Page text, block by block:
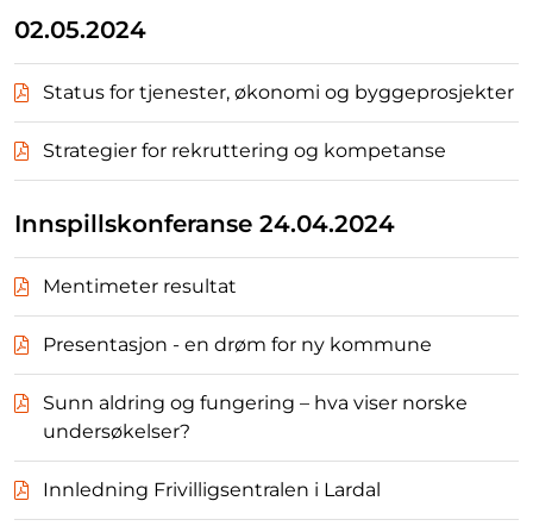
02.05.2024
Status for tjenester, økonomi og byggeprosjekter
Strategier for rekruttering og kompetanse
Innspillskonferanse 24.04.2024
Mentimeter resultat
Presentasjon - en drøm for ny kommune
Sunn aldring og fungering – hva viser norske
undersøkelser?
Innledning Frivilligsentralen i Lardal